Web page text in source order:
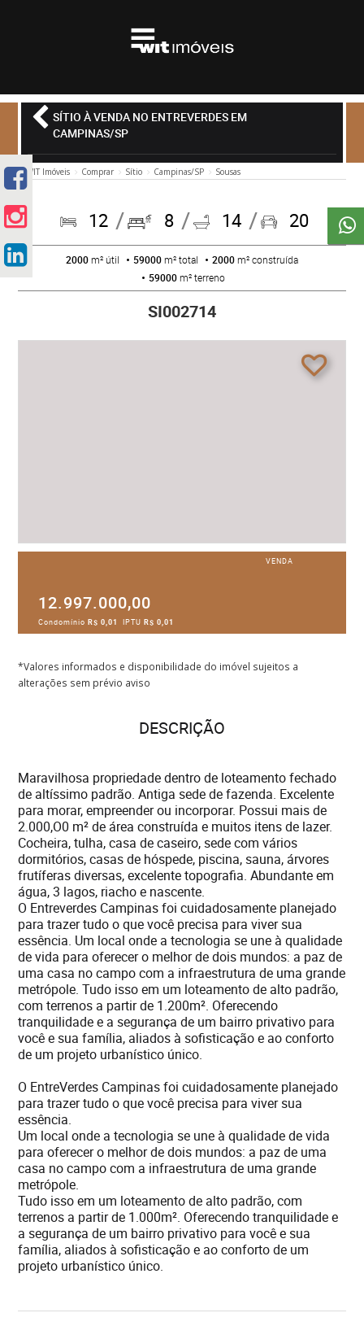
SÍTIO À VENDA NO ENTREVERDES EM
CAMPINAS/SP
WIT Imóveis Comprar Sítio Campinas/SP Sousas
12 8 14 20
2000m² útil 59000m² total 2000m² construída
59000m² terreno
SI002714
VENDA
12.997.000,00
CondomínioR$ 0,01 IPTUR$ 0,01
*Valores informados e disponibilidade do imóvel sujeitos a
alterações sem prévio aviso
DESCRIÇÃO
Maravilhosa propriedade dentro de loteamento fechado
de altíssimo padrão. Antiga sede de fazenda. Excelente
para morar, empreender ou incorporar. Possui mais de
2.000,O0 m² de área construída e muitos itens de lazer.
Cocheira, tulha, casa de caseiro, sede com vários
dormitórios, casas de hóspede, piscina, sauna, árvores
frutíferas diversas, excelente topografia. Abundante em
água, 3 lagos, riacho e nascente.
O Entreverdes Campinas foi cuidadosamente planejado
para trazer tudo o que você precisa para viver sua
essência. Um local onde a tecnologia se une à qualidade
de vida para oferecer o melhor de dois mundos: a paz de
uma casa no campo com a infraestrutura de uma grande
metrópole. Tudo isso em um loteamento de alto padrão,
com terrenos a partir de 1.200m². Oferecendo
tranquilidade e a segurança de um bairro privativo para
você e sua família, aliados à sofisticação e ao conforto
de um projeto urbanístico único.
O EntreVerdes Campinas foi cuidadosamente planejado
para trazer tudo o que você precisa para viver sua
essência.
Um local onde a tecnologia se une à qualidade de vida
para oferecer o melhor de dois mundos: a paz de uma
casa no campo com a infraestrutura de uma grande
metrópole.
Tudo isso em um loteamento de alto padrão, com
terrenos a partir de 1.000m². Oferecendo tranquilidade e
a segurança de um bairro privativo para você e sua
família, aliados à sofisticação e ao conforto de um